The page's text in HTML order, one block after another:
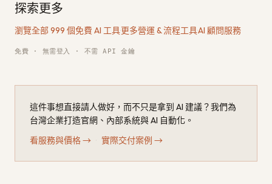
探索更多
瀏覽全部 999 個免費 AI 工具·更多營運 & 流程工具·AI 顧問服務
免費 · 無需登入 · 不需 API 金鑰
這件事想直接請人做好，而不只是拿到 AI 建議？我們為
台灣企業打造官網、內部系統與 AI 自動化。
看服務與價格→ 實際交付案例 →